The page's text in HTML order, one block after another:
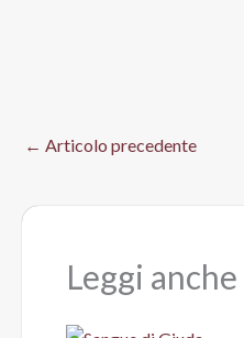
← Articolo precedente
Leggi anche